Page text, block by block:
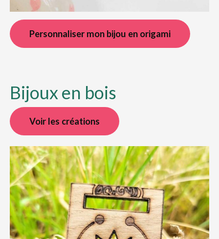
Personnaliser mon bijou en origami
Bijoux en bois
Voir les créations